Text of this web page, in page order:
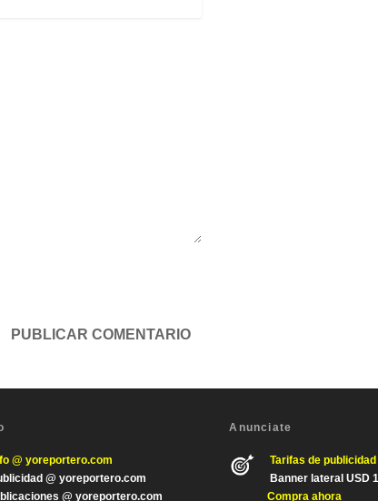
@ yoreportero.com
@ yoreportero.com
@ yoreportero.com
Anunciate
Tarifas de publicidad
Banner lateral USD
Compra ahora